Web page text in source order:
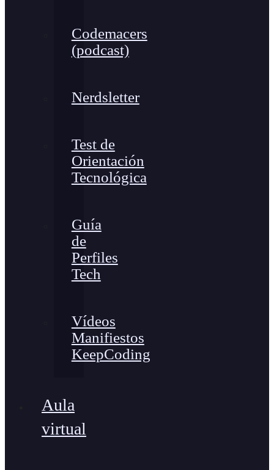
Codemacers
(podcast)
Nerdsletter
Test de
Orientación
Tecnológica
Guía
de
Perfiles
Tech
Vídeos
Manifiestos
KeepCoding
Aula
virtual